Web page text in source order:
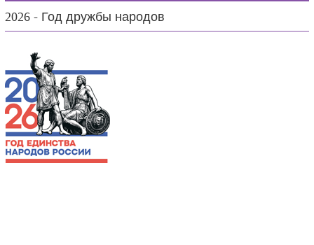
2026 - Год дружбы народов